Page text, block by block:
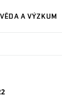
VĚDA A VÝZKUM